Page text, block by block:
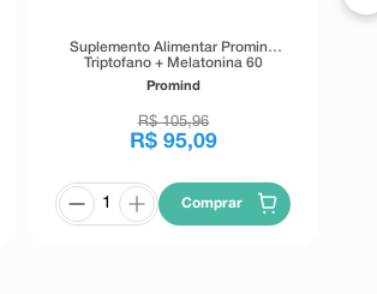
Suplemento Alimentar Promind
Triptofano + Melatonina 60
Comprimidos Revestidos
Promind
R$ 105,96
R$ 95,09
Comprar